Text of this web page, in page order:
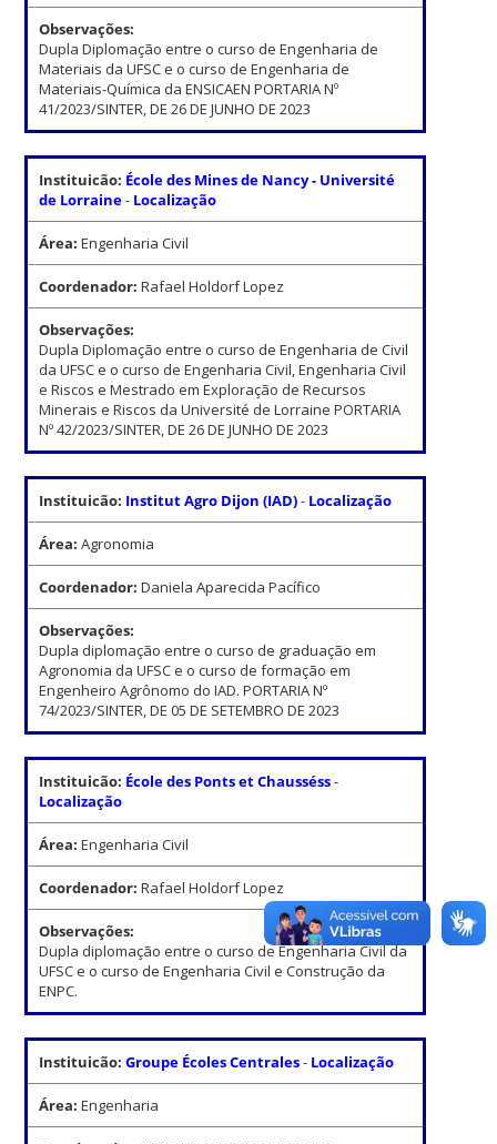
Observações:
Dupla Diplomação entre o curso de Engenharia de
Materiais da UFSC e o curso de Engenharia de
Materiais-Química da ENSICAEN PORTARIA Nº
41/2023/SINTER, DE 26 DE JUNHO DE 2023
Instituicão: École des Mines de Nancy - Université
de Lorraine- Localização
Área:Engenharia Civil
Coordenador:Rafael Holdorf Lopez
Observações:
Dupla Diplomação entre o curso de Engenharia de Civil
da UFSC e o curso de Engenharia Civil, Engenharia Civil
e Riscos e Mestrado em Exploração de Recursos
Minerais e Riscos da Université de Lorraine PORTARIA
Nº 42/2023/SINTER, DE 26 DE JUNHO DE 2023
Instituicão: Institut Agro Dijon (IAD)- Localização
Área:Agronomia
Coordenador:Daniela Aparecida Pacífico
Observações:
Dupla diplomação entre o curso de graduação em
Agronomia da UFSC e o curso de formação em
Engenheiro Agrônomo do IAD. PORTARIA Nº
74/2023/SINTER, DE 05 DE SETEMBRO DE 2023
Instituicão: École des Ponts et Chausséss-
Localização
Área:Engenharia Civil
Coordenador:Rafael Holdorf Lopez
Observações:
Dupla diplomação entre o curso de Engenharia Civil da
UFSC e o curso de Engenharia Civil e Construção da
ENPC.
Instituicão:Groupe Écoles Centrales- Localização
Área:Engenharia